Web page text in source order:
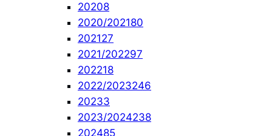
20208
2020/202180
202127
2021/202297
202218
2022/2023246
20233
2023/2024238
202485